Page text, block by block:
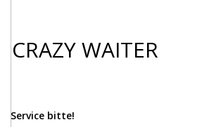
CRAZY WAITER
Service bitte!